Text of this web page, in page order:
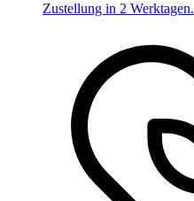
Zustellung in 2 Werktagen.